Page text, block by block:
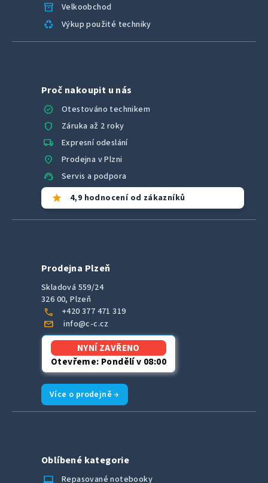
inventory_2 Velkoobchod
recycling Výkup použité techniky
Proč nakoupit u nás
verified
Otestováno technikem
shield Záruka až 2 roky
local_shipping Expresní odeslání
location_on Prodejna v Plzni
support_agent Servis a podpora
star 4,9 hodnocení od zákazníků
Prodejna Plzeň
Skladová 559/24
326 00, Plzeň
call +420 377 471 319
mail info@c-c.cz
NYNÍ ZAVŘENO
Otevřeme: Pondělí v 08:00
Více o prodejně →
Oblíbené kategorie
laptop_chromebook
Repasované notebooky